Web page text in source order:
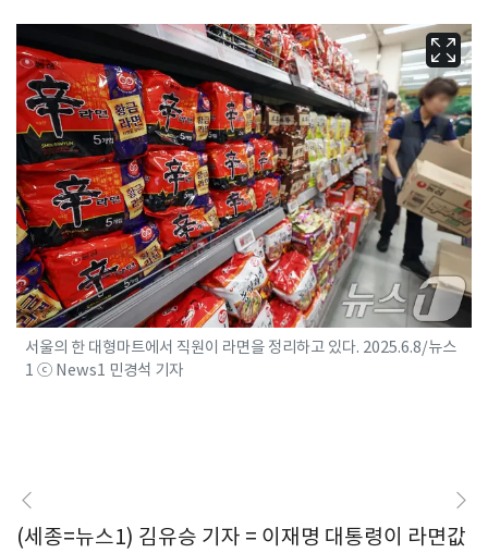
서울의 한 대형마트에서 직원이 라면을 정리하고 있다. 2025.6.8/뉴스
1 ⓒ News1 민경석 기자
(세종=뉴스1) 김유승 기자 = 이재명 대통령이 라면값